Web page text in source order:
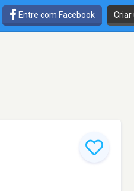
Entre com Facebook Criar